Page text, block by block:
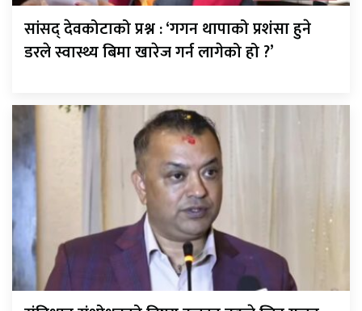
सांसद् देवकोटाको प्रश्न : ‘गगन थापाको प्रशंसा हुने
डरले स्वास्थ्य बिमा खारेज गर्न लागेको हो ?’